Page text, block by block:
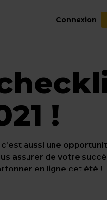
Connexion
!
aussi une
assurer de votre
en ligne cet été !